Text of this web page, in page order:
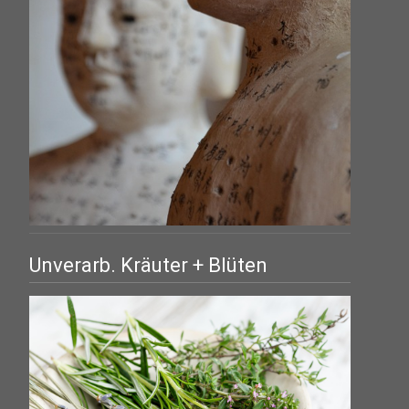
Unverarb. Kräuter + Blüten